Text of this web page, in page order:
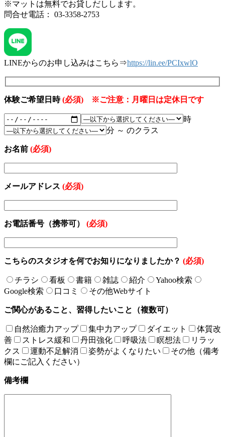
※マットは無料でお貸しだしします。
問合せ電話： 03-3358-2753
LINEからのお申し込みはこちら⇒https://lin.ee/PCIxwlO
体験ご希望日時(必須) ※ご注意：月曜日は定休日です
時
分 ～ のクラス
お名前 (必須)
メールアドレス (必須)
お電話番号（携帯可） (必須)
こちらのスタジオを何でお知りになりましたか？ (必須)
チラシ 看板 書籍 雑誌 紹介
Yahoo検索
Google検索
口コミ その他Webサイト
ご関心があること、習得したいこと（複数可）
自然治癒力アップ 集中力アップ ダイエット
体質改
善
ストレス緩和 丹田強化 呼吸法 瞑想法
リラッ
クス
運動不足解消 姿勢がよくなりたい
その他（備考
欄にご記入ください）
備考欄